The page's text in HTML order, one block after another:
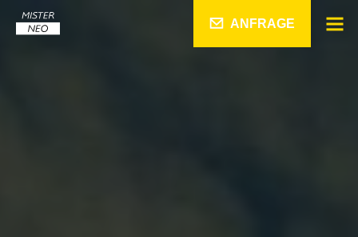
ANFRAGE